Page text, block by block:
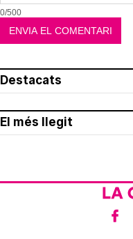
0/500
Destacats
El més llegit